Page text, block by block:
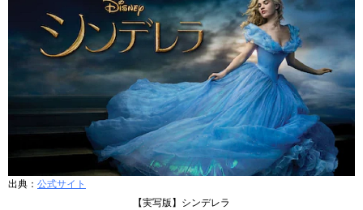
出典： 公式サイト
【実写版】シンデレラ